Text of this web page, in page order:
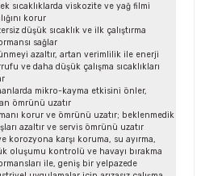
sıcaklıklarda viskozite ve yağ filmi
korur
düşük sıcaklık ve ilk çalıştırma
sağlar
azaltır, artan verimlilik ile enerji
ve daha düşük çalışma sıcaklıkları
mikro-kayma etkisini önler,
ömrünü uzatır
korur ve ömrünü uzatır; beklenmedik
azaltır ve servis ömrünü uzatır
korozyona karşı koruma, su ayırma,
oluşumu kontrolü ve havayı bırakma
ile, geniş bir yelpazede